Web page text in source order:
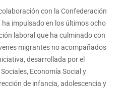
con la Confederación
ha impulsado en los últimos ocho
laboral que ha culminado con
migrantes no acompañados
desarrollada por el
Economía Social y
de infancia, adolescencia y